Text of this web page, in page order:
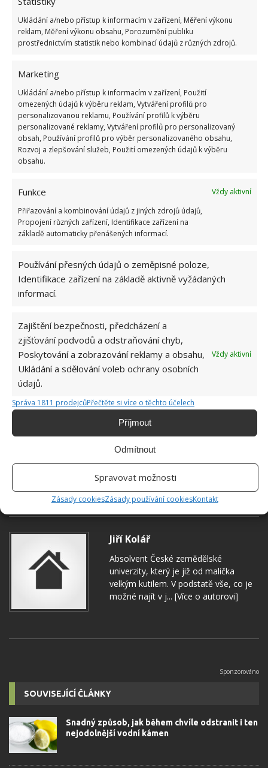
Ukládání a/nebo přístup k informacím v zařízení, Měření výkonu
reklam, Měření výkonu obsahu, Porozumění publiku
prostřednictvím statistik nebo kombinací údajů z různých zdrojů.
Marketing
Ukládání a/nebo přístup k informacím v zařízení, Použití
omezených údajů k výběru reklam, Vytváření profilů pro
personalizovanou reklamu, Používání profilů k výběru
personalizované reklamy, Vytváření profilů pro personalizovaný
obsah, Používání profilů pro výběr personalizovaného obsahu,
Rozvoj a zlepšování služeb, Použití omezených údajů k výběru
obsahu.
Funkce
Vždy aktivní
Přiřazování a kombinování údajů z jiných zdrojů údajů,
Propojení různých zařízení, Identifikace zařízení na
základě automaticky přenášených informací.
Používání přesných údajů o zeměpisné poloze,
Identifikace zařízení na základě aktivně vyžádaných
informací.
Zajištění bezpečnosti, předcházení a
zjišťování podvodů a odstraňování chyb,
Poskytování a zobrazování reklamy a obsahu,
Ukládání a sdělování voleb ochrany osobních
údajů.
Vždy aktivní
Správa 1811 prodejcůPřečtěte si více o těchto účelech
Příjmout
Odmítnout
Spravovat možnosti
Zásady cookiesZásady používání cookiesKontakt
Lze ji očistit snadno a obecně má velmi dlouhou
životnost. Její povrch vyčistíte zcela běžnými
nádobí. Při drobném znečištění postačí mýdlová
voda. Položte ji do dřezu a ponořte do vody s jarem.
Nechte asi 30 minut působit a očistěte houbičkou.
Při silné špíně povolejte kombinaci sody a horké
vody. Celou mřížku ve dřezu zalijte vroucí vodou,
aspoň 15 minut a pak ji očistěte jako v předchozím
Zdroj:Xitrosti
KUCHYŇ ÚKLID
Jiří Kolář
Absolvent České zemědělské
univerzity, který je již od malička
velkým kutilem. V podstatě vše, co je
možné najít v j... [Více o autorovi]
SOUVISEJÍCÍ ČLÁNKY
Snadný způsob, jak během chvíle odstranit i ten
nejodolnější vodní kámen